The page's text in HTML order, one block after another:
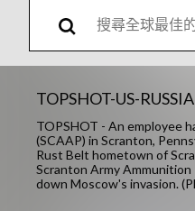
TOPSHOT-US-
TOPSHOT - An employee
(SCAAP) in Scranton,
Rust Belt hometown of
Scranton Army
down Moscow's invasion.